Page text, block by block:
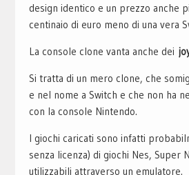
design identico e un prezzo anche
centinaio di euro meno di una vera
La console clone vanta anche dei
Si tratta di un mero clone, che
e nel nome a Switch e che non ha
con la console Nintendo.
I giochi caricati sono infatti
senza licenza) di giochi Nes, Super
utilizzabili attraverso un emulatore.